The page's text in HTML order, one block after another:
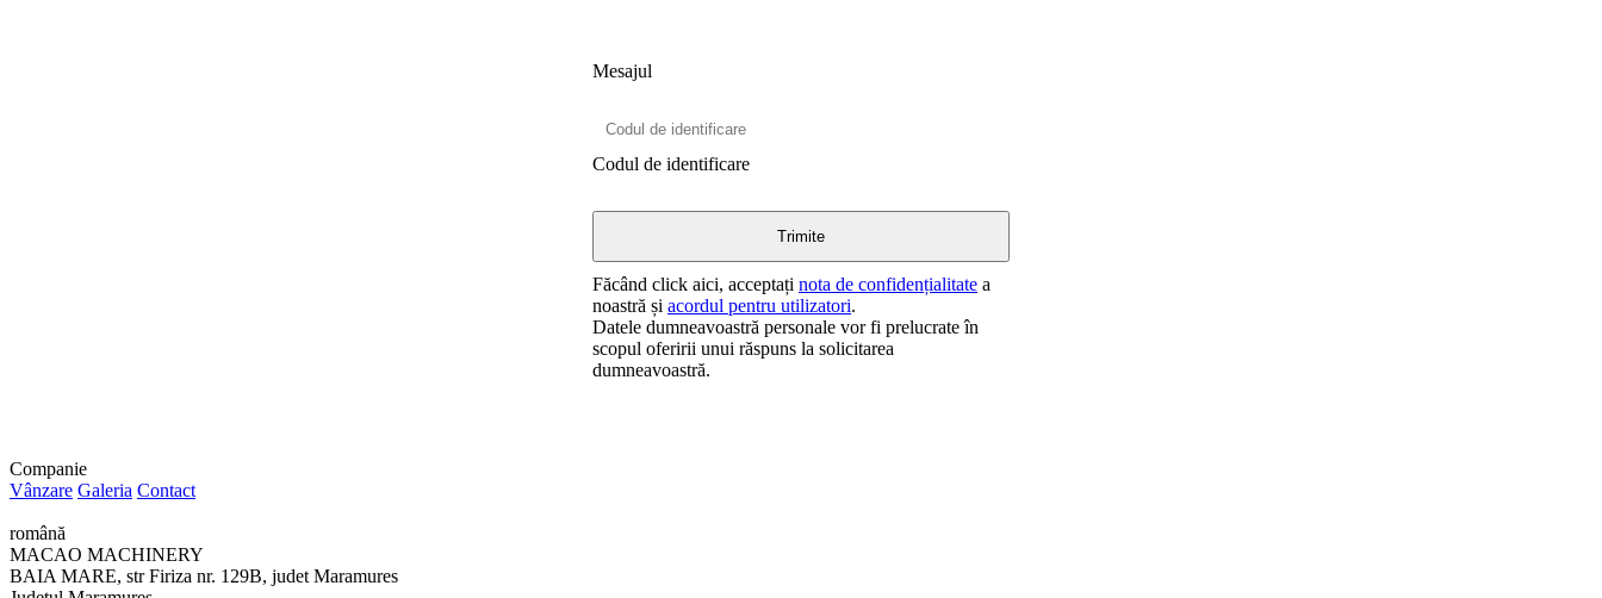
Mesajul
Codul de identificare
Făcând click aici, acceptați nota de confidențialitate a
noastră și acordul pentru utilizatori.
Datele dumneavoastră personale vor fi prelucrate în
scopul oferirii unui răspuns la solicitarea
dumneavoastră.
Companie
Vânzare Galeria Contact
română
MACAO MACHINERY
BAIA MARE, str Firiza nr. 129B, judet Maramures